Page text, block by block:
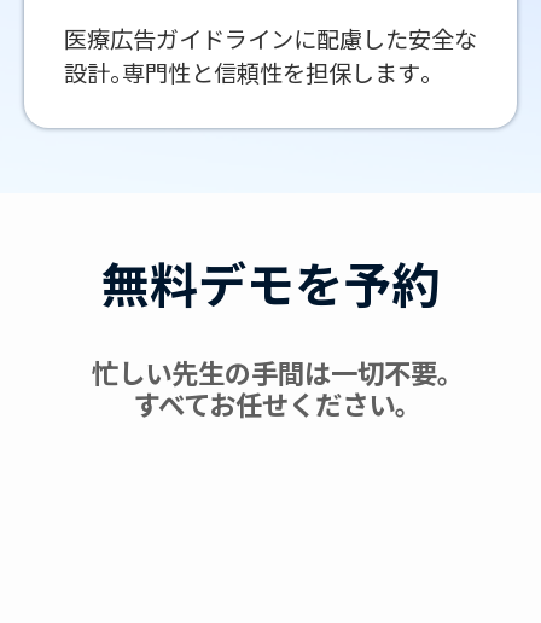
医療広告ガイドラインに配慮した安全な
設計｡専門性と信頼性を担保します｡
無料デモを予約
忙しい先生の手間は一切不要｡
すべてお任せください｡